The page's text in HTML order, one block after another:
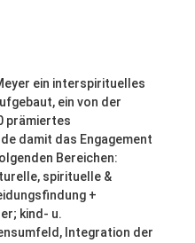
ein interspirituelles
ein von der
prämiertes
damit das Engagement
Bereichen:
spirituelle &
+
kind- u.
Integration der